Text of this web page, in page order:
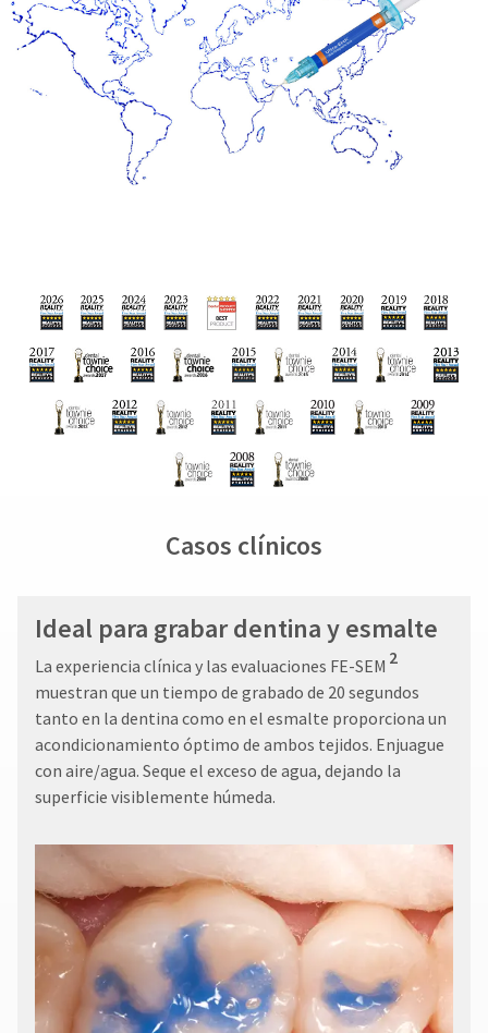
Casos clínicos
Ideal para grabar dentina y esmalte
La experiencia clínica y las evaluaciones FE-SEM 2
muestran que un tiempo de grabado de 20 segundos
tanto en la dentina como en el esmalte proporciona un
acondicionamiento óptimo de ambos tejidos. Enjuague
con aire/agua. Seque el exceso de agua, dejando la
superficie visiblemente húmeda.